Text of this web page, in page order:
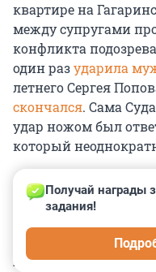
квартире на
между супругами
конфликта
один разударила
летнего Сергея
скончался. Сама
удар ножом был
который
КОММЕНТАРИИ 12
Получай награды
задания!